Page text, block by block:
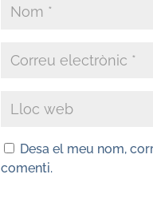
Desa el meu nom,
comenti.